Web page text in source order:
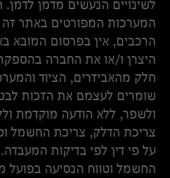
לשינויים הנעשים מדמן
המערכות המפורטים באתר
הרכבים, אין בפרסום המובא
היצרן ו/או את החברה
חלק מהאביזרים, הציוד
שומרים לעצמם את הזכות
ולשפר, ללא הודעה מוקדמת
צריכת הדלק, צריכת החשמל
על פי דין לפי בדיקות
החשמל וטווח הנסיעה בפועל